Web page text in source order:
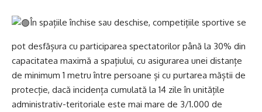
În spațiile închise sau deschise, competițiile sportive se
pot desfășura cu participarea spectatorilor până la 30% din
capacitatea maximă a spațiului, cu asigurarea unei distanțe
de minimum 1 metru între persoane și cu purtarea măștii de
protecție, dacă incidența cumulată la 14 zile în unitățile
administrativ-teritoriale este mai mare de 3/1.000 de